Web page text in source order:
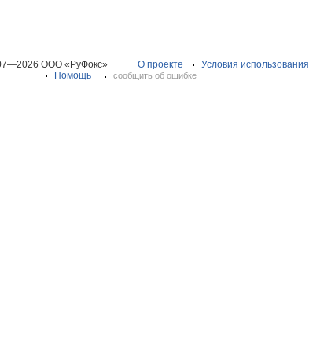
ООО «РуФокс» О проекте Условия использования
Помощь
сообщить об ошибке